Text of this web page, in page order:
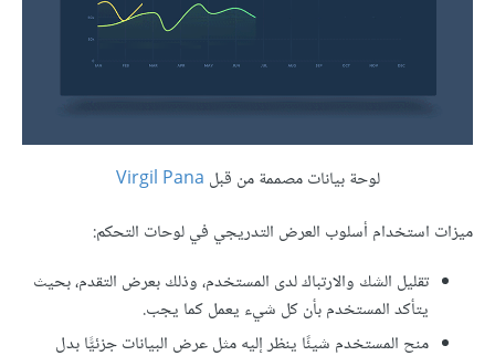
لوحة بيانات مصممة من قبل Virgil Pana
ميزات استخدام أسلوب العرض التدريجي في لوحات التحكم:
تقليل الشك والارتباك لدى المستخدم، وذلك بعرض التقدم، بحيث
يتأكد المستخدم بأن كل شيء يعمل كما يجب.
منح المستخدم شيئًا ينظر إليه مثل عرض البيانات جزئيًّا بدل